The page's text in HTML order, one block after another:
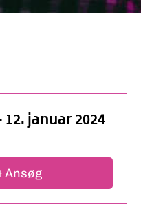
12. januar 2024
Ansøg